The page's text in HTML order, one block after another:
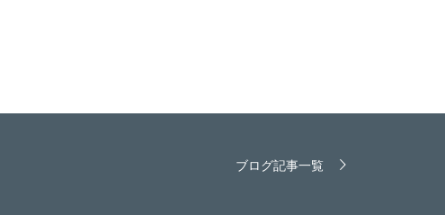
ブログ記事一覧